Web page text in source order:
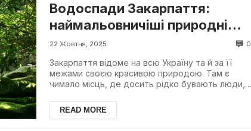
Водоспади Закарпаття:
наймальовничіші природні
дива українських Карпат
22 Жовтня, 2025 0
Закарпаття відоме на всю Україну та й за її
межами своєю красивою природою. Там є
чимало місць, де досить рідко бувають люди,
READ MORE